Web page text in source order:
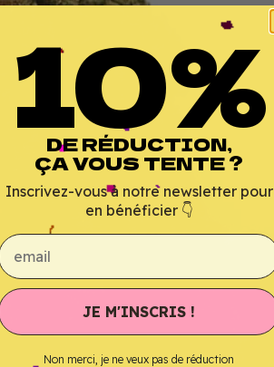
10%
DE RÉDUCTION,
ÇA VOUS TENTE ?
Inscrivez-vous à notre newsletter pour
en bénéficier 👇
email
JE M'INSCRIS !
Non merci, je ne veux pas de réduction